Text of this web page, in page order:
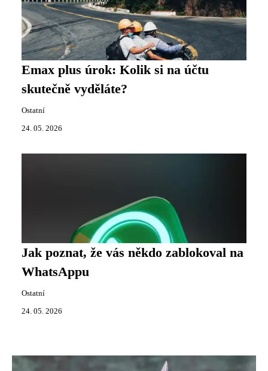
Emax plus úrok: Kolik si na účtu
skutečně vyděláte?
Ostatní
24. 05. 2026
Jak poznat, že vás někdo zablokoval na
WhatsAppu
Ostatní
24. 05. 2026